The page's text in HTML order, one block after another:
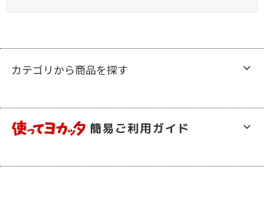
カテゴリから商品を探す